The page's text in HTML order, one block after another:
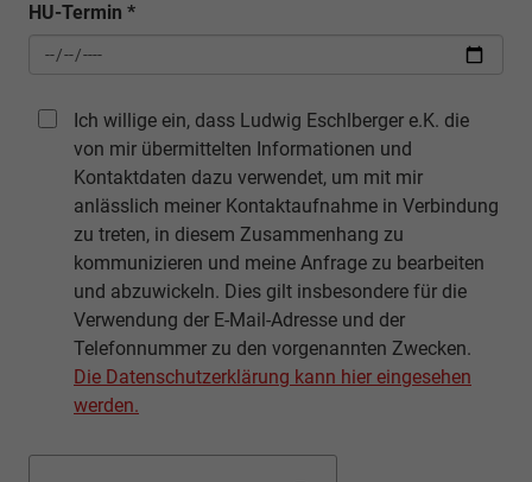
HU-Termin *
Ich willige ein, dass Ludwig Eschlberger e.K. die
von mir übermittelten Informationen und
Kontaktdaten dazu verwendet, um mit mir
anlässlich meiner Kontaktaufnahme in Verbindung
zu treten, in diesem Zusammenhang zu
kommunizieren und meine Anfrage zu bearbeiten
und abzuwickeln. Dies gilt insbesondere für die
Verwendung der E-Mail-Adresse und der
Telefonnummer zu den vorgenannten Zwecken.
Die Datenschutzerklärung kann hier eingesehen
werden.